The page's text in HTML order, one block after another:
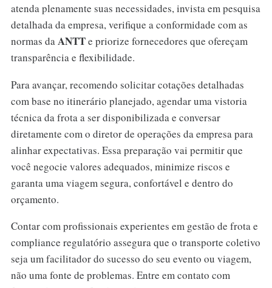
atenda plenamente suas necessidades, invista em pesquisa
detalhada da empresa, verifique a conformidade com as
normas da ANTTe priorize fornecedores que ofereçam
transparência e flexibilidade.
Para avançar, recomendo solicitar cotações detalhadas
com base no itinerário planejado, agendar uma vistoria
técnica da frota a ser disponibilizada e conversar
diretamente com o diretor de operações da empresa para
alinhar expectativas. Essa preparação vai permitir que
você negocie valores adequados, minimize riscos e
garanta uma viagem segura, confortável e dentro do
orçamento.
Contar com profissionais experientes em gestão de frota e
compliance regulatório assegura que o transporte coletivo
seja um facilitador do sucesso do seu evento ou viagem,
não uma fonte de problemas. Entre em contato com